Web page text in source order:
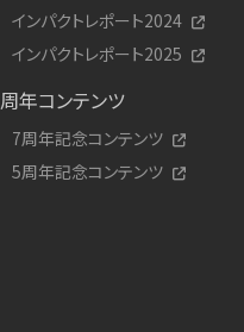
インパクトレポート2024
インパクトレポート2025
周年コンテンツ
7周年記念コンテンツ
5周年記念コンテンツ